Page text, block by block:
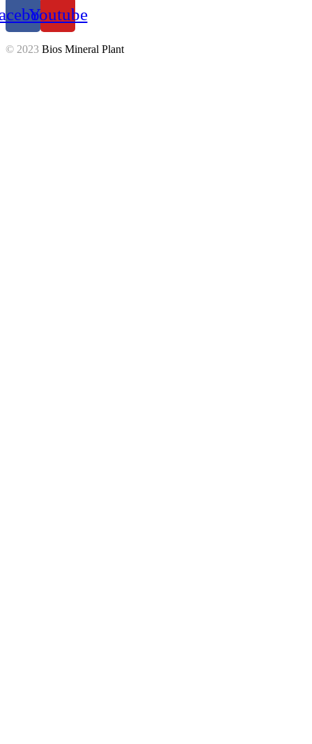
Youtube
© 2023 Bios Mineral Plant